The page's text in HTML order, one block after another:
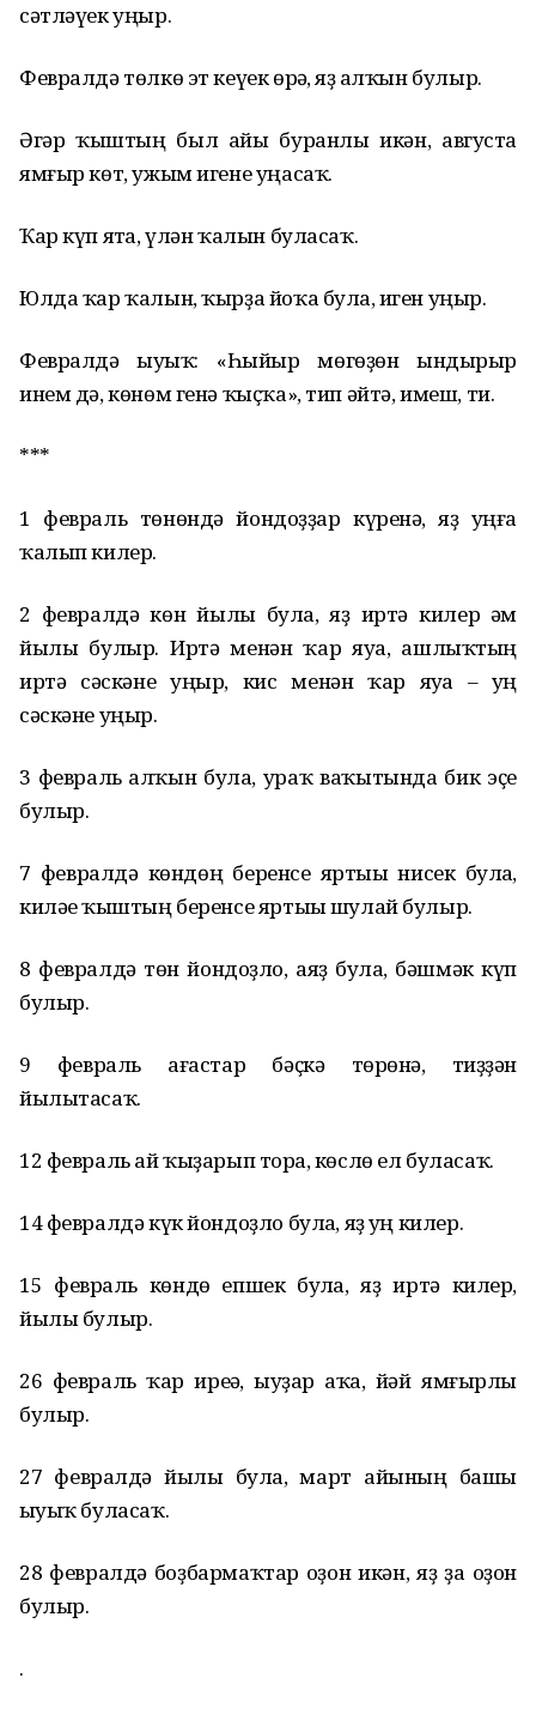
сәтләүек уңыр.
Февралдә төлкө эт кеүек өрһә, яҙ һалҡын булыр.
Әгәр ҡыштың был айы буранлы икән, августа
ямғыр көт, ужым игене уңасаҡ.
Ҡар күп ятһа, үлән ҡалын буласаҡ.
Юлда ҡар ҡалын, ҡырҙа йоҡа булһа, иген уңыр.
Февралдә һыуыҡ: «Һыйыр мөгөҙөн һындырыр
инем дә, көнөм генә ҡыҫҡа», тип әйтә, имеш, ти.
***
1 февраль төнөндә йондоҙҙар күренһә, яҙ һуңға
ҡалып килер.
2 февралдә көн йылы булһа, яҙ иртә килер һәм
йылы булыр. Иртә менән ҡар яуһа, ашлыҡтың
иртә сәскәне уңыр, кис менән ҡар яуһа – һуң
сәскәне уңыр.
3 февраль һалҡын булһа, ураҡ ваҡытында бик эҫе
булыр.
7 февралдә көндөң беренсе яртыһы нисек булһа,
киләһе ҡыштың беренсе яртыһы шулай булыр.
8 февралдә төн йондоҙло, аяҙ булһа, бәшмәк күп
булыр.
9 февраль ағастар бәҫкә төрөнһә, тиҙҙән
йылытасаҡ.
12 февраль ай ҡыҙарып торһа, көслө ел буласаҡ.
14 февралдә күк йондоҙло булһа, яҙ һуң килер.
15 февраль көндө епшек булһа, яҙ иртә килер,
йылы булыр.
26 февраль ҡар иреһә, һыуҙар аҡһа, йәй ямғырлы
булыр.
27 февралдә йылы булһа, март айының башы
һыуыҡ буласаҡ.
28 февралдә боҙбармаҡтар оҙон икән, яҙ ҙа оҙон
булыр.
.